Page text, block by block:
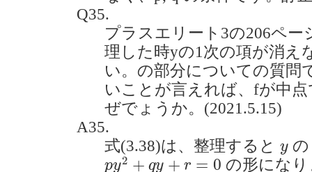
Q35.
プラスエリート3の206ペ
理した時yの1次の項が消え
い。の部分についての質問
いことが言えれば、fが中
ぜでょうか。(2021.5.15)
A35.
式(3.38)は、整理すると y
y
py2 + qy + r = 0
py2+qy+r=0
の形にな